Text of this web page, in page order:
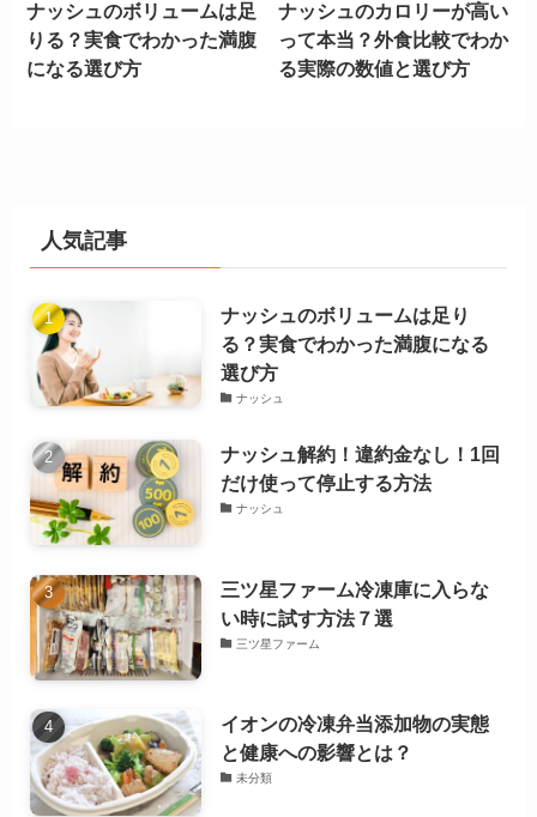
ナッシュのボリュームは足
りる？実食でわかった満腹
になる選び方
ナッシュのカロリーが高い
って本当？外食比較でわか
る実際の数値と選び方
人気記事
ナッシュのボリュームは足り
る？実食でわかった満腹になる
選び方
ナッシュ
ナッシュ解約！違約金なし！1回
だけ使って停止する方法
ナッシュ
三ツ星ファーム冷凍庫に入らな
い時に試す方法７選
三ツ星ファーム
イオンの冷凍弁当添加物の実態
と健康への影響とは？
未分類